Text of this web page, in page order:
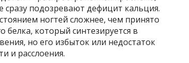
подозревают дефицит кальция.
ногтей сложнее, чем принято
белка, который синтезируется в
но его избыток или недостаток
и расслоения.